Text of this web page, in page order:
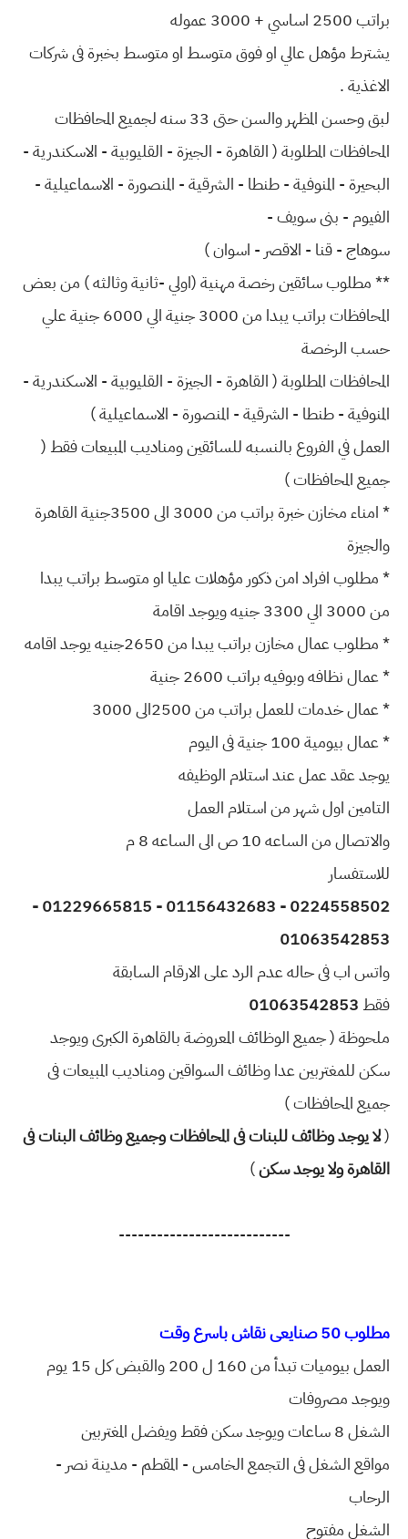
براتب 2500 اساسي + 3000 عموله
يشترط مؤهل عالي او فوق متوسط او متوسط بخبرة فى شركات
الاغذية .
لبق وحسن المظهر والسن حتى 33 سنه لجميع المحافظات
المحافظات المطلوبة ( القاهرة - الجيزة - القليوبية - الاسكندرية -
البحيرة - المنوفية - طنطا - الشرقية - المنصورة - الاسماعيلية -
الفيوم - بنى سويف -
سوهاج - قنا - الاقصر - اسوان )
** مطلوب سائقين رخصة مهنية (اولي -ثانية وثالثه ) من بعض
المحافظات براتب يبدا من 3000 جنية الي 6000 جنية علي
حسب الرخصة
المحافظات المطلوبة ( القاهرة - الجيزة - القليوبية - الاسكندرية -
المنوفية - طنطا - الشرقية - المنصورة - الاسماعيلية )
العمل في الفروع بالنسبه للسائقين ومناديب المبيعات فقط (
جميع المحافظات )
* امناء مخازن خبرة براتب من 3000 الى 3500جنية القاهرة
والجيزة
* مطلوب افراد امن ذكور مؤهلات عليا او متوسط براتب يبدا
من 3000 الي 3300 جنيه ويوجد اقامة
* مطلوب عمال مخازن براتب يبدا من 2650جنيه يوجد اقامه
* عمال نظافه وبوفيه براتب 2600 جنية
* عمال خدمات للعمل براتب من 2500الى 3000
* عمال بيومية 100 جنية فى اليوم
يوجد عقد عمل عند استلام الوظيفه
التامين اول شهر من استلام العمل
والاتصال من الساعه 10 ص الى الساعه 8 م
للاستفسار
0224558502 - 01156432683 - 01229665815 -
01063542853
واتس اب فى حاله عدم الرد على الارقام السابقة
فقط 01063542853
ملحوظة ( جميع الوظائف المعروضة بالقاهرة الكبرى ويوجد
سكن للمغتربين عدا وظائف السواقين ومناديب المبيعات فى
جميع المحافظات )
(لا يوجد وظائف للبنات فى المحافظات وجميع وظائف البنات فى
القاهرة ولا يوجد سكن)
---------------------------
مطلوب 50 صنايعى نقاش باسرع وقت
العمل بيوميات تبدأ من 160 ل 200 والقبض كل 15 يوم
ويوجد مصروفات
الشغل 8 ساعات ويوجد سكن فقط ويفضل المغتربين
مواقع الشغل فى التجمع الخامس - المقطم - مدينة نصر -
الرحاب
الشغل مفتوح